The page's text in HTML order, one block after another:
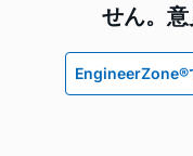
せん。
EngineerZone®